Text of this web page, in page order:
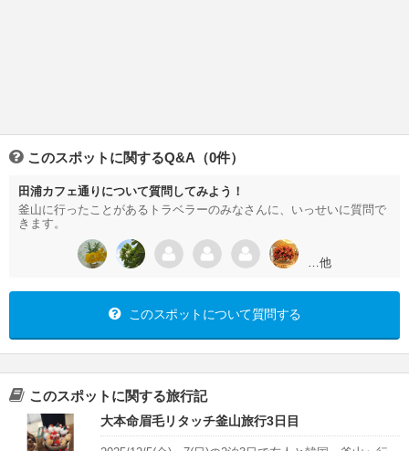
このスポットに関するQ&A（0件）
田浦カフェ通りについて質問してみよう！
釜山に行ったことがあるトラベラーのみなさんに、いっせいに質問で
きます。
…他
このスポットについて質問する
このスポットに関する旅行記
大本命眉毛リタッチ釜山旅行3日目